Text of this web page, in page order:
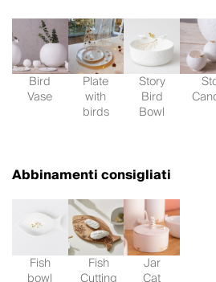
Bird
Vase
Plate
with
birds
Story
Bird
Bowl
Abbinamenti consigliati
Fish Fish Jar